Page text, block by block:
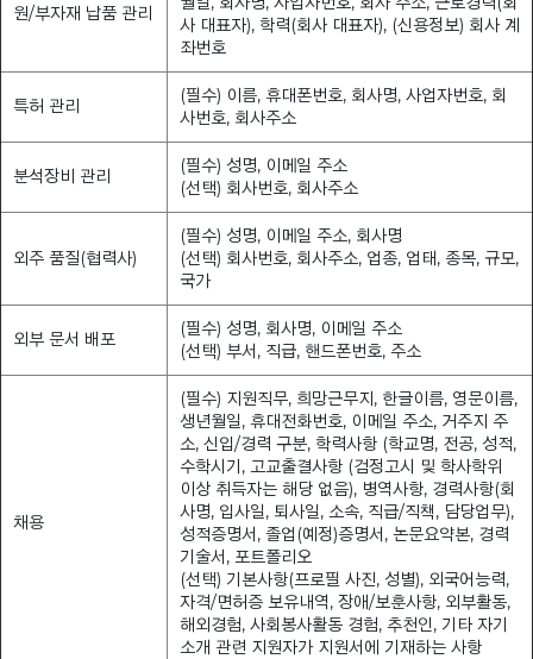
원/부자재 납품 관리
사 대표자), 학력(회사 대표자), (신용정보) 회사 계
좌번호
특허 관리
(필수) 이름, 휴대폰번호, 회사명, 사업자번호, 회
사번호, 회사주소
분석장비 관리
(필수) 성명, 이메일 주소
(선택) 회사번호, 회사주소
외주 품질(협력사)
(필수) 성명, 이메일 주소, 회사명
(선택) 회사번호, 회사주소, 업종, 업태, 종목, 규모,
국가
외부 문서 배포
(필수) 성명, 회사명, 이메일 주소
(선택) 부서, 직급, 핸드폰번호, 주소
채용
(필수) 지원직무, 희망근무지, 한글이름, 영문이름,
생년월일, 휴대전화번호, 이메일 주소, 거주지 주
소, 신입/경력 구분, 학력사항 (학교명, 전공, 성적,
수학시기, 고교출결사항 (검정고시 및 학사학위
이상 취득자는 해당 없음), 병역사항, 경력사항(회
사명, 입사일, 퇴사일, 소속, 직급/직책, 담당업무),
성적증명서, 졸업(예정)증명서, 논문요약본, 경력
기술서, 포트폴리오
(선택) 기본사항(프로필 사진, 성별), 외국어능력,
자격/면허증 보유내역, 장애/보훈사항, 외부활동,
해외경험, 사회봉사활동 경험, 추천인, 기타 자기
소개 관련 지원자가 지원서에 기재하는 사항